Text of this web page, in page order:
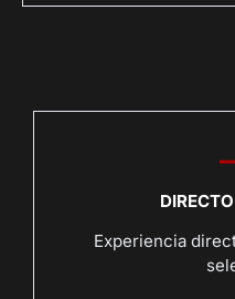
Experiencia